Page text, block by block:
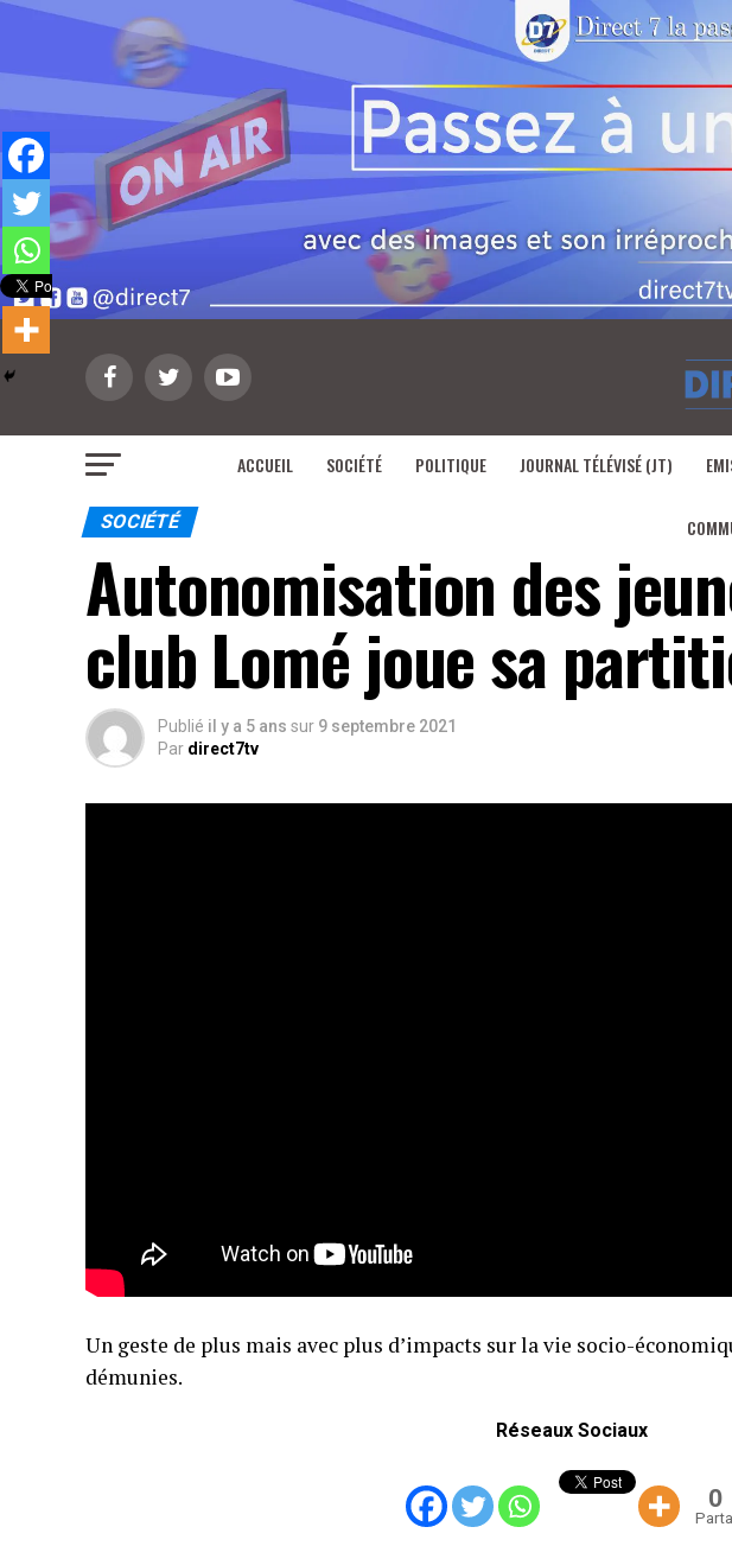
ACCUEIL SOCIÉTÉ POLITIQUE JOURNAL TÉLÉVISÉ (JT)
SOCIÉTÉ
Autonomisation des
club Lomé joue sa
Publié il y a 5 ans sur 9 septembre 2021
Par direct7tv
Un geste de plus mais avec plus d’impacts sur la vie socio-
démunies.
Réseaux Sociaux
0